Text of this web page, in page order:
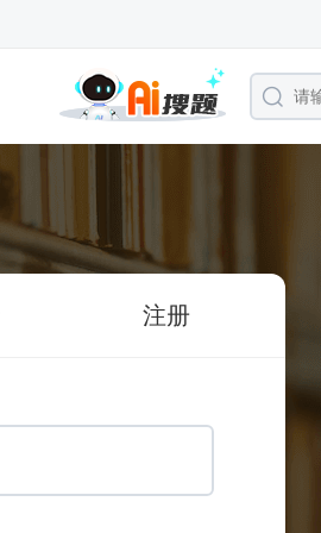
注册